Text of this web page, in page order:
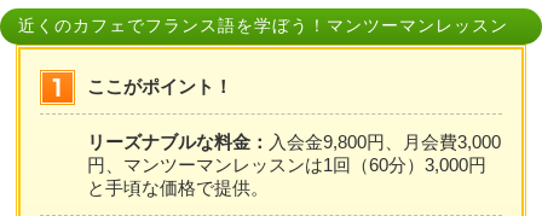
近くのカフェでフランス語を学ぼう！マンツーマンレッスン
ここがポイント！
リーズナブルな料金： 入会金9,800円、月会費3,000
円、マンツーマンレッスンは1回（60分）3,000円
と手頃な価格で提供。